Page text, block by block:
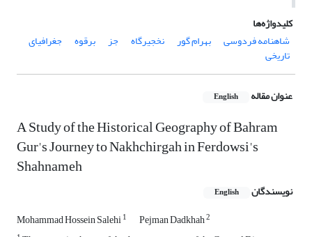
کلیدواژه‌ها
شاهنامه فردوسی
بهرام گور نخجیرگاه جز برقوه جغرافیای
تاریخی
عنوان مقاله English
A Study of the Historical Geography of Bahram
Gur's Journey to Nakhchirgah in Ferdowsi's
Shahnameh
نویسندگان English
Mohammad Hossein Salehi1 Pejman Dadkhah2